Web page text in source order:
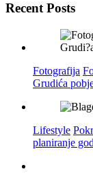
Recent Posts
Fotografija
Grudića
Lifestyle
planiranje